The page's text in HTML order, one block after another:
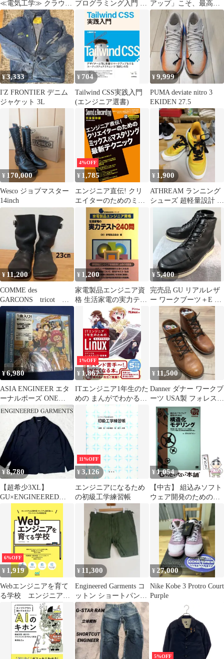
≪電気工学≫ クラウド
エンジニアの教科書 /
ハートビーツ
プログラミング入門 フ
ォーラムエイト
アップ」こそ、最高の
キャリアである
¥3,333
I'Z FRONTIER デニム
ジャケット 3L
¥ 704
Tailwind CSS実践入門
(エンジニア選書)
¥9,999
PUMA deviate nitro 3
EKIDEN 27.5
¥ 170,000
Wesco ジョブマスター
14inch
4%OFF
¥ 1,785
エンジニア直伝! クリ
エイターのためのミッ
クス&マスタリング最
新テクニック (サウン
ド&レコーディング・
マガジン)
¥ 1,900
ATHREAM ランニング
シューズ 超軽量設計 幅
広3E 高反発クッション
¥ 11,200
COMME des
GARCONS tricot ブ
ーツ 23㎝
¥ 1,200
家電製品エンジニア資
格 生活家電の実力テス
ト240問 (家電製品資格
シリーズ) 家電製品協
¥5,400
完売品 GU リアルレザ
ー ワークブーツ＋E サ
イドジップ 27 黒
¥6,980
ASIA ENGINEER エタ
ーナルポーズ ONE
PIECE CD 封入特典
1%OFF
¥ 1,867
ITエンジニア1年生のた
めの まんがでわかる
Linux コマンド&シェル
スクリプト基礎編
¥ 11,500
Danner ダナー ワークブ
ーツ USA製 フォレスト
ハイト ピエモンテ
¥8,780
【超希少3XL】
GU×ENGINEERED
ャケット黒
11%OFF
¥3,126
エンジニアになるため
の初級工学練習帳
¥ 1,054
【中古】 組込みソフト
ウェア開発のための構
造化モデリング 組込み
エンジニア教科書 /
SESSAME WG 2、組込
みソフトウェア管理者
技術者育成研究会 / 翔
泳社
6%OFF
¥ 1,919
Webエンジニアを育て
る学校 エンジニアの
仕事内容、キャリアの
選択肢から フロントエ
ンドの知識全般
¥ 11,300
Engineered Garments コ
ットン ショートパンツ
オリーブ S
¥ 27,000
Nike Kobe 3 Protro Court
Purple
5%OFF